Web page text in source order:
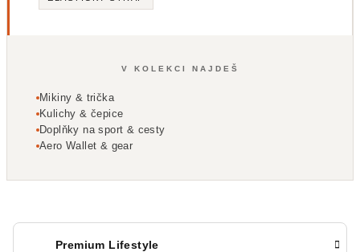
V KOLEKCI NAJDEŠ
Mikiny & trička
Kulichy & čepice
Doplňky na sport & cesty
Aero Wallet & gear
Premium Lifestyle